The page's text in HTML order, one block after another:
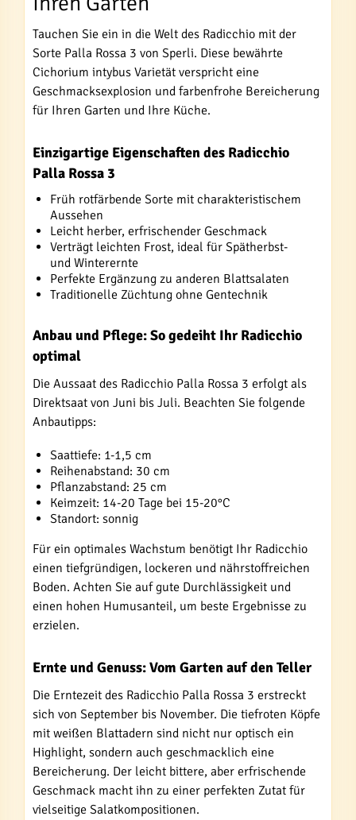
Tauchen Sie ein in die Welt des Radicchio mit der
Sorte Palla Rossa 3 von Sperli. Diese bewährte
Cichorium intybus Varietät verspricht eine
Geschmacksexplosion und farbenfrohe Bereicherung
für Ihren Garten und Ihre Küche.
Einzigartige Eigenschaften des Radicchio
Palla Rossa 3
Früh rotfärbende Sorte mit charakteristischem
Aussehen
Leicht herber, erfrischender Geschmack
Verträgt leichten Frost, ideal für Spätherbst-
und Winterernte
Perfekte Ergänzung zu anderen Blattsalaten
Traditionelle Züchtung ohne Gentechnik
Anbau und Pflege: So gedeiht Ihr Radicchio
optimal
Die Aussaat des Radicchio Palla Rossa 3 erfolgt als
Direktsaat von Juni bis Juli. Beachten Sie folgende
Anbautipps:
Saattiefe: 1-1,5 cm
Reihenabstand: 30 cm
Pflanzabstand: 25 cm
Keimzeit: 14-20 Tage bei 15-20°C
Standort: sonnig
Für ein optimales Wachstum benötigt Ihr Radicchio
einen tiefgründigen, lockeren und nährstoffreichen
Boden. Achten Sie auf gute Durchlässigkeit und
einen hohen Humusanteil, um beste Ergebnisse zu
erzielen.
Ernte und Genuss: Vom Garten auf den Teller
Die Erntezeit des Radicchio Palla Rossa 3 erstreckt
sich von September bis November. Die tiefroten Köpfe
mit weißen Blattadern sind nicht nur optisch ein
Highlight, sondern auch geschmacklich eine
Bereicherung. Der leicht bittere, aber erfrischende
Geschmack macht ihn zu einer perfekten Zutat für
vielseitige Salatkompositionen.